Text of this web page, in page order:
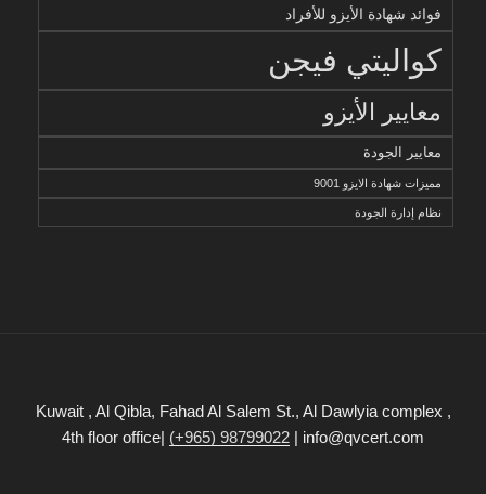
فوائد شهادة الأيزو للأفراد
كواليتي فيجن
معايير الأيزو
معايير الجودة
مميزات شهادة الايزو 9001
نظام إدارة الجودة
Kuwait , Al Qibla, Fahad Al Salem St., Al Dawlyia complex ,
4th floor office| (+965) 98799022 | info@qvcert.com